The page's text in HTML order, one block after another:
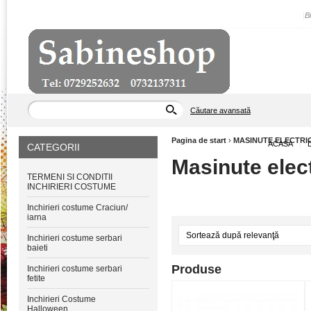
Căutare avansată
ACASA |
CATEGORII
TERMENI SI CONDITII
INCHIRIERI COSTUME
Inchirieri costume Craciun/
iarna
Inchirieri costume serbari
baieti
Inchirieri costume serbari
fetite
Inchirieri Costume
Halloween
Pagina de start › MASINUTE
Masinute
Produse